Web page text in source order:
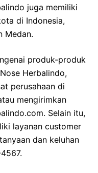
juga memiliki
di Indonesia,
Medan.
produk-produk
Herbalindo,
perusahaan di
mengirimkan
Selain itu,
layanan customer
dan keluhan